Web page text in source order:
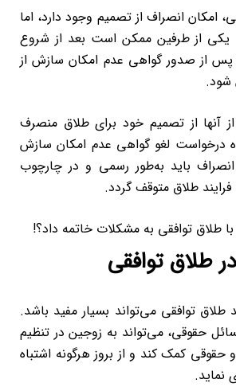
امکان انصراف از تصمیم وجود دارد، اما
یکی از طرفین ممکن است بعد از شروع
پس از صدور گواهی عدم امکان سازش از
شود.
آنها از تصمیم خود برای طلاق منصرف
درخواست لغو گواهی عدم امکان سازش
انصراف باید به‌طور رسمی و در چارچوب
طلاق متوقف گردد.
طلاق توافقی
طلاق توافقی می‌تواند بسیار مفید باشد.
حقوقی، می‌تواند به زوجین در تنظیم
حقوقی کمک کند و از بروز هرگونه اشتباه
نماید.